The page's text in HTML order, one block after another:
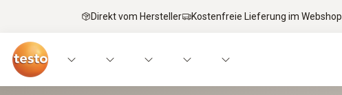
Direkt vom Hersteller Kostenfreie Lieferung im Webshop